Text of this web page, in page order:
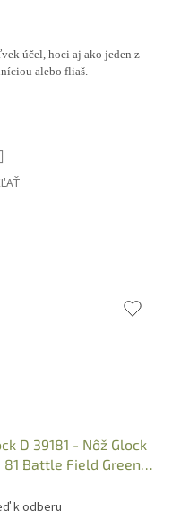
účel, hoci aj ako jeden z
alebo fliaš.
D 39181 - Nôž Glock
81 Battle Field Green +
k odberu